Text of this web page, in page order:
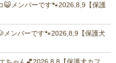
😺メンバーです🐾2026,8,9【保護
メンバーです🐾2026,8,9【保護犬